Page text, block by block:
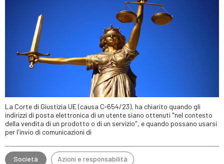
La Corte di Giustizia UE (causa C‑654/23), ha chiarito quando gli
indirizzi di posta elettronica di un utente siano ottenuti "nel contesto
della vendita di un prodotto o di un servizio", e quando possano usarsi
per l'invio di comunicazioni di
Società Azioni e responsabilità